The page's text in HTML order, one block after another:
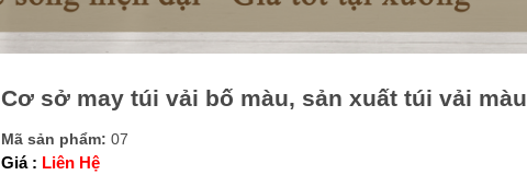
Cơ sở may túi vải bố màu, sản xuất túi vải màu
Mã sản phẩm: 07
Giá : Liên Hệ